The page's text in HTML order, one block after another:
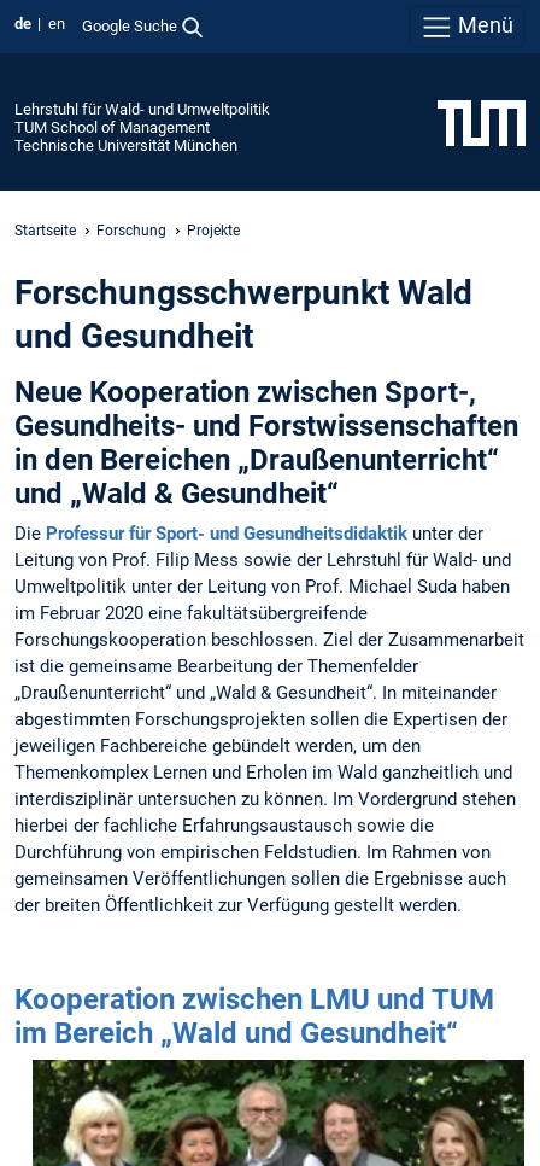
de en Google Suche Menü
Lehrstuhl für Wald- und Umweltpolitik
TUM School of Management
Technische Universität München
Startseite Forschung Projekte
Forschungsschwerpunkt Wald
und Gesundheit
Neue Kooperation zwischen Sport-,
Gesundheits- und Forstwissenschaften
in den Bereichen „Draußenunterricht“
und „Wald & Gesundheit“
Die Professur für Sport- und Gesundheitsdidaktik unter der
Leitung von Prof. Filip Mess sowie der Lehrstuhl für Wald- und
Umweltpolitik unter der Leitung von Prof. Michael Suda haben
im Februar 2020 eine fakultätsübergreifende
Forschungskooperation beschlossen. Ziel der Zusammenarbeit
ist die gemeinsame Bearbeitung der Themenfelder
„Draußenunterricht“ und „Wald & Gesundheit“. In miteinander
abgestimmten Forschungsprojekten sollen die Expertisen der
jeweiligen Fachbereiche gebündelt werden, um den
Themenkomplex Lernen und Erholen im Wald ganzheitlich und
interdisziplinär untersuchen zu können. Im Vordergrund stehen
hierbei der fachliche Erfahrungsaustausch sowie die
Durchführung von empirischen Feldstudien. Im Rahmen von
gemeinsamen Veröffentlichungen sollen die Ergebnisse auch
der breiten Öffentlichkeit zur Verfügung gestellt werden.
Kooperation zwischen LMU und TUM
im Bereich „Wald und Gesundheit“